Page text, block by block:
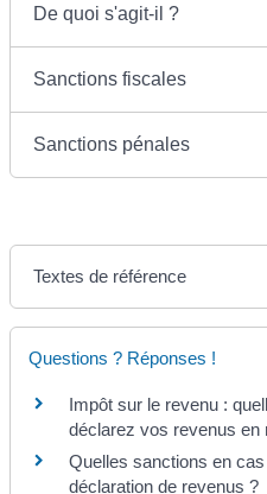
De quoi s'agit-il ?
Sanctions fiscales
Sanctions pénales
Textes de référence
Questions ? Réponses !
Impôt sur le revenu :
déclarez vos revenus en
Quelles sanctions en
déclaration de revenus ?